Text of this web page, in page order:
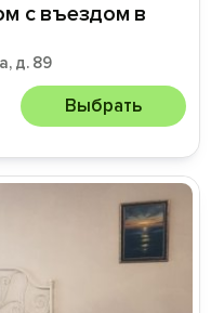
с въездом в
д. 89
Выбрать